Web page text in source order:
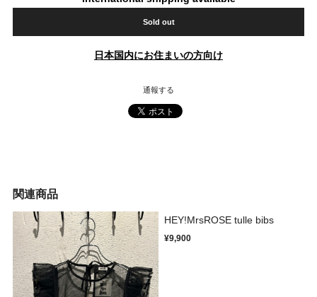
Sold out
日本国内にお住まいの方向け
通報する
関連商品
HEY!MrsROSE tulle bibs
¥9,900